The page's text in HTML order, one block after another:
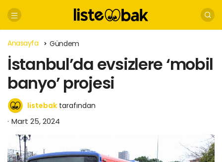
Anasayfa Gündem
İstanbul’da evsizlere ‘mobil
banyo’ projesi
listebak tarafından
Mart 25, 2024